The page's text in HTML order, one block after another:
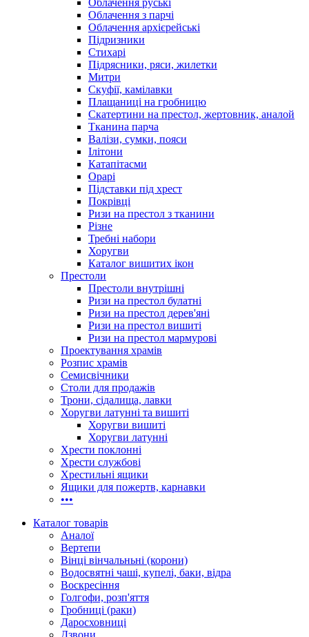
Облачення руські
Облачення з парчі
Облачення архієрейські
Підризники
Стихарі
Підрясники, ряси, жилетки
Митри
Скуфії, камілавки
Плащаниці на гробницю
Скатертини на престол, жертовник, аналой
Тканина парча
Валізи, сумки, пояси
Ілітони
Катапітасми
Орарі
Підставки під хрест
Покрівці
Ризи на престол з тканини
Різне
Требні набори
Хоругви
Каталог вишитих ікон
Престоли
Престоли внутрішні
Ризи на престол булатні
Ризи на престол дерев'яні
Ризи на престол вишиті
Ризи на престол мармурові
Проектування храмів
Розпис храмів
Семисвічники
Столи для продажів
Трони, сідалища, лавки
Хоругви латунні та вишиті
Хоругви вишиті
Хоругви латунні
Хрести поклонні
Хрести службові
Хрестильні ящики
Ящики для пожертв, карнавки
•••
Каталог товарів
Аналої
Вертепи
Вінці вінчальньні (корони)
Водосвятні чаші, купелі, баки, відра
Воскресіння
Голгофи, розп'яття
Гробниці (раки)
Даросховниці
Дзвони